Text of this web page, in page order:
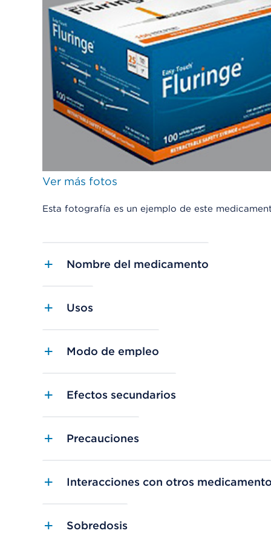
Ver más fotos
Esta fotografía es un ejemplo de este
Nombre del medicamento
Usos
Modo de empleo
Efectos secundarios
Precauciones
Interacciones con otros
Sobredosis